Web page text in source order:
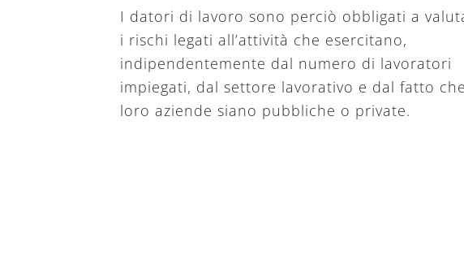
I datori di lavoro sono perciò obbligati a
i rischi legati all’attività che esercitano,
indipendentemente dal numero di lavoratori
impiegati, dal settore lavorativo e dal fatto
loro aziende siano pubbliche o private.